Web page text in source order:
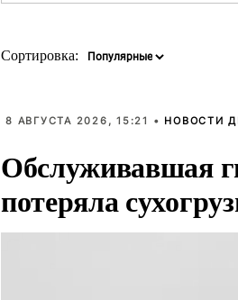
Сортировка:
8 АВГУСТА 2026, 15:21 • НОВОСТИ
Обслуживавшая
потеряла